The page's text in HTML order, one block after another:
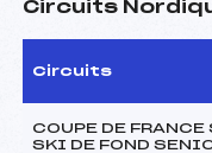
Circuits
Circuits
COUPE DE
SKI DE FOND